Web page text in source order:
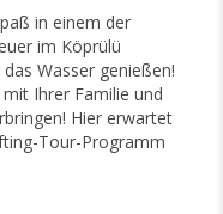
in einem der
im Köprülü
Wasser genießen!
Ihrer Familie und
Hier erwartet
Tour-Programm